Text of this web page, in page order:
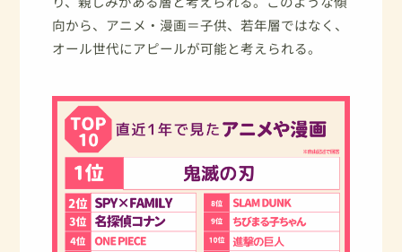
向から、アニメ・漫画＝子供、若年層ではなく、
オール世代にアピールが可能と考えられる。